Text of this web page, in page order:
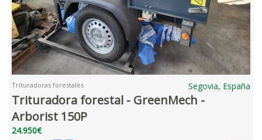
Trituradoras forestales Segovia, España
Trituradora forestal - GreenMech -
Arborist 150P
24.950€